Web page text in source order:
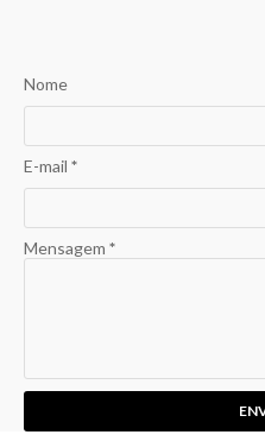
Nome
E-mail *
Mensagem *